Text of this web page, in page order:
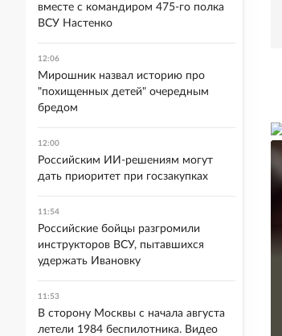
вместе с командиром 475-го полка
ВСУ Настенко
12:06
Мирошник назвал историю про
"похищенных детей" очередным
бредом
12:00
Российским ИИ-решениям могут
дать приоритет при госзакупках
11:54
Российские бойцы разгромили
инструкторов ВСУ, пытавшихся
удержать Ивановку
11:53
В сторону Москвы с начала августа
летели 1984 беспилотника. Видео